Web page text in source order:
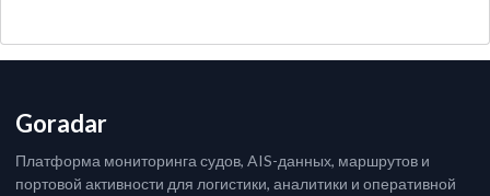
Goradar
Платформа мониторинга судов, AIS-данных, маршрутов и
портовой активности для логистики, аналитики и оперативной